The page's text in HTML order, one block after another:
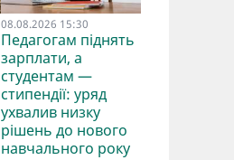
08.08.2026 15:30
Педагогам піднять
зарплати, а
студентам —
стипендії: уряд
ухвалив низку
рішень до нового
навчального року